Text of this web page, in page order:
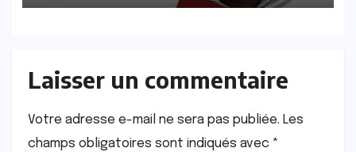
Laisser un commentaire
Votre adresse e-mail ne sera pas publiée. Les
champs obligatoires sont indiqués avec *